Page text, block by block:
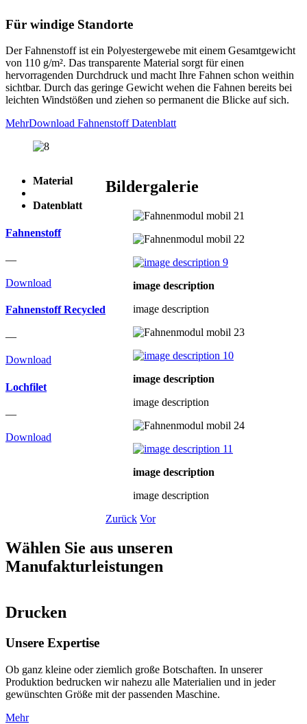
Für windige Standorte
Der Fahnenstoff ist ein Polyestergewebe mit einem Gesamtgewicht
von 110 g/m². Das transparente Material sorgt für einen
hervorragenden Durchdruck und macht Ihre Fahnen schon weithin
sichtbar. Durch das geringe Gewicht wehen die Fahnen bereits bei
leichten Windstößen und ziehen so permanent die Blicke auf sich.
MehrDownload Fahnenstoff Datenblatt
Material
Datenblatt
Fahnenstoff
—
Download
Fahnenstoff Recycled
—
Download
Lochfilet
—
Download
Bildergalerie
image description
image description
image description
image description
image description
image description
Zurück Vor
Wählen Sie aus unseren
Manufakturleistungen
Drucken
Unsere Expertise
Ob ganz kleine oder ziemlich große Botschaften. In unserer
Produktion bedrucken wir nahezu alle Materialien und in jeder
gewünschten Größe mit der passenden Maschine.
Mehr